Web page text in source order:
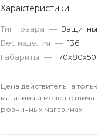
Характеристики
Тип товара —
Вес изделия — 136 г
Габариты —
Цена действительна
магазина и может
розничных магазинах